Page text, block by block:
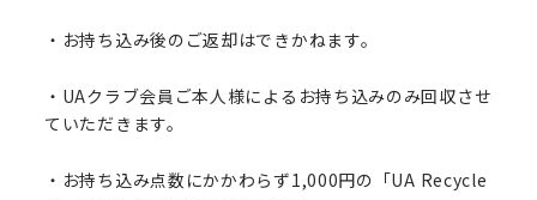
・お持ち込み後のご返却はできかねます。
・UAクラブ会員ご本人様によるお持ち込みのみ回収させ
ていただきます。
・お持ち込み点数にかかわらず1,000円の「UA Recycle